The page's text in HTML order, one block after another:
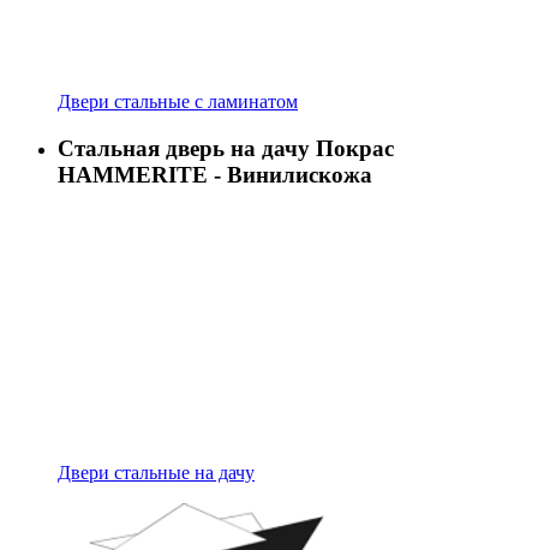
Двери стальные с ламинатом
Стальная дверь на дачу Покрас
HAMMERITE - Винилискожа
Двери стальные на дачу